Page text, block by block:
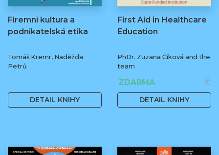
Firemní kultura a
podnikatelská etika
Tomáš Kremr, Naděžda
Petrů
DETAIL KNIHY
First Aid in Healthcare
Education
PhDr. Zuzana Číková and the
team
ZDARMA
DETAIL KNIHY